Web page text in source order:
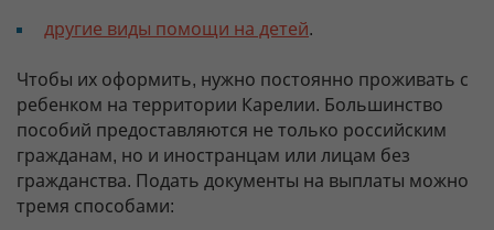
другие виды помощи на детей.
Чтобы их оформить, нужно постоянно проживать с
ребенком на территории Карелии. Большинство
пособий предоставляются не только российским
гражданам, но и иностранцам или лицам без
гражданства. Подать документы на выплаты можно
тремя способами: